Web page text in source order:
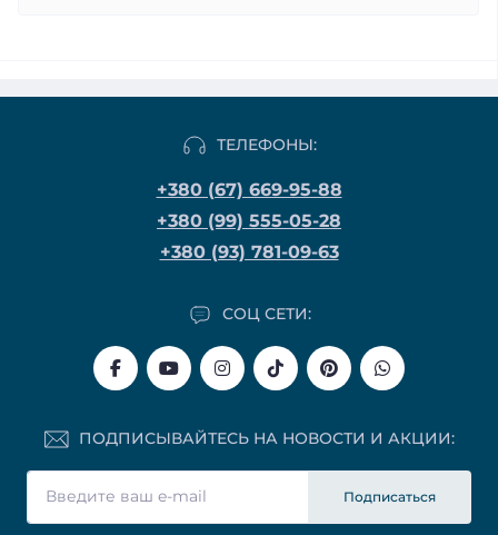
ТЕЛЕФОНЫ:
+380 (67) 669-95-88
+380 (99) 555-05-28
+380 (93) 781-09-63
СОЦ СЕТИ:
ПОДПИСЫВАЙТЕСЬ НА НОВОСТИ И АКЦИИ:
Подписаться